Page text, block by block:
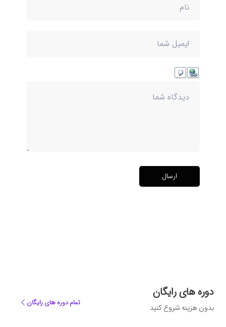
ارسال
دوره های رایگان
بدون هزینه شروع کنید تمام دوره های رایگان